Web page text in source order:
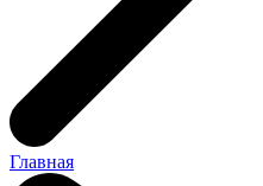
Главная